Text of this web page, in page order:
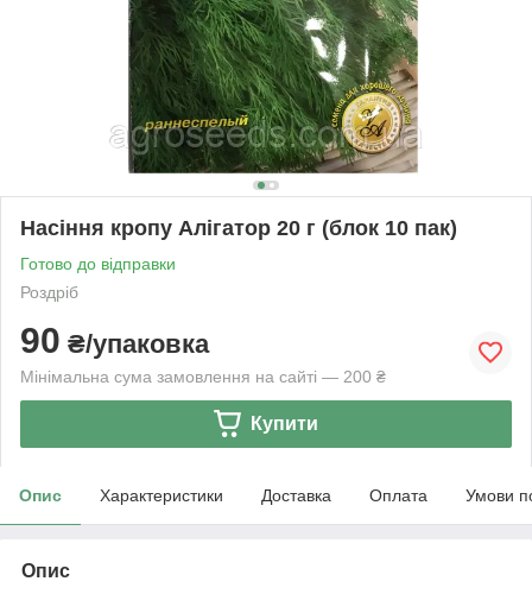
Насіння кропу Алігатор 20 г (блок 10 пак)
Готово до відправки
Роздріб
90 ₴/упаковка
Мінімальна сума замовлення на сайті — 200 ₴
Купити
Опис Характеристики Доставка Оплата Умови
Опис